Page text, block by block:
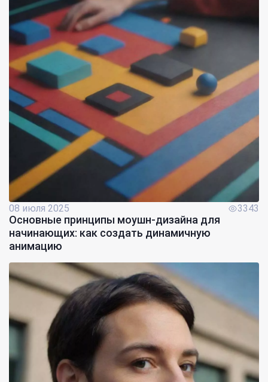
08 июля 2025 3343
Основные принципы моушн-дизайна для
начинающих: как создать динамичную
анимацию